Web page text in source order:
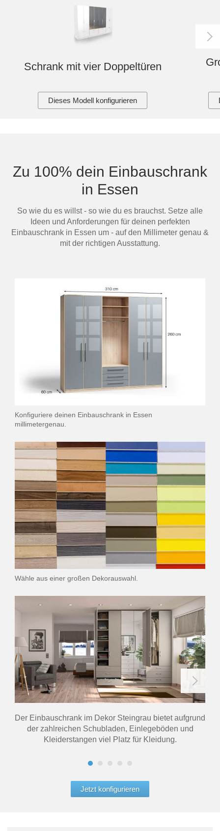
Schrank mit vier Doppeltüren
Dieses Modell konfigurieren
Zu 100% dein Einbauschrank
in Essen
So wie du es willst - so wie du es brauchst. Setze alle
Ideen und Anforderungen für deinen perfekten
Einbauschrank in Essen um - auf den Millimeter genau &
mit der richtigen Ausstattung.
Konfiguriere deinen Einbauschrank in Essen
millimetergenau.
Wähle aus einer großen Dekorauswahl.
Der Einbauschrank im Dekor Steingrau bietet aufgrund
der zahlreichen Schubladen, Einlegeböden und
Kleiderstangen viel Platz für Kleidung.
Jetzt konfigurieren